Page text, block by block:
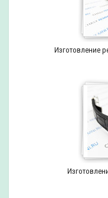
Изготовление